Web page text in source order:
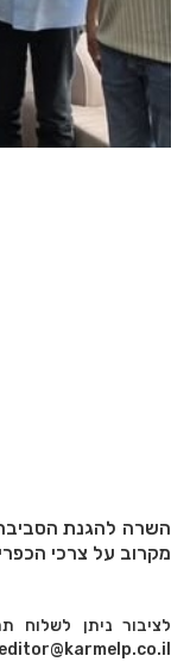
השרה להגנת
מקרוב על צרכי
editor@karmelp.co.il, עם פירוט והסבר לגבי התמונות.